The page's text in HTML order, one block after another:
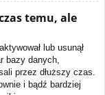
temu, ale
lub usunął
bazy danych,
przez dłuższy czas.
i bądź bardziej